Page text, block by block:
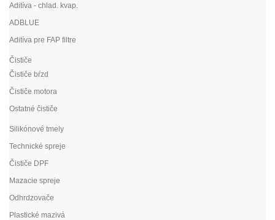
Aditíva - chlad. kvap.
ADBLUE
Aditíva pre FAP filtre
Čističe
Čističe bŕzd
Čističe motora
Ostatné čističe
Silikónové tmely
Technické spreje
Čističe DPF
Mazacie spreje
Odhrdzovače
Plastické mazivá